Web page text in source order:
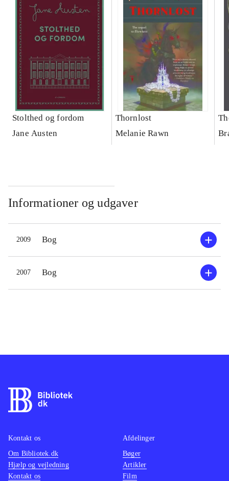
Stolthed og fordom
Jane Austen
Thornlost
Melanie Rawn
Informationer og udgaver
2009 Bog
2007 Bog
Kontakt os
Om Bibliotek.dk
Hjælp og vejledning
Kontakt os
Afdelinger
Bøger
Artikler
Film